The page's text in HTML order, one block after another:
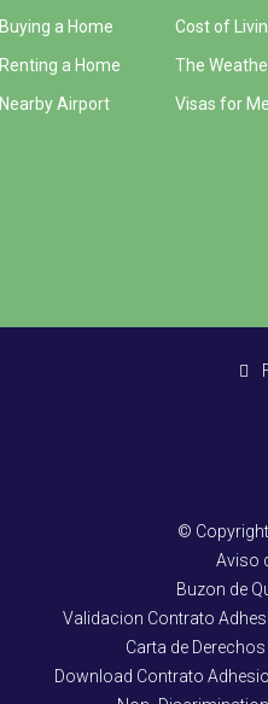
Buying a Home
Renting a Home
Nearby Airport
Cost of
The
Visas for
©
Aviso
Buzon de
Validacion Contrato
Carta de
Download Contrato